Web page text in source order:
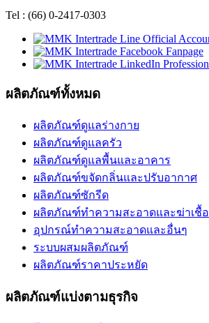
Tel : (66) 0-2417-0303
ผลิตภัณฑ์ทั้งหมด
ผลิตภัณฑ์ดูแลร่างกาย
ผลิตภัณฑ์ดูแลครัว
ผลิตภัณฑ์ดูแลพื้นและอาคาร
ผลิตภัณฑ์ขจัดกลิ่นและปรับอากาศ
ผลิตภัณฑ์ซักรีด
ผลิตภัณฑ์ทำความสะอาดและฆ่าเชื้อ
อุปกรณ์ทำความสะอาดและอื่นๆ
ระบบผสมผลิตภัณฑ์
ผลิตภัณฑ์ราคาประหยัด
ผลิตภัณฑ์แบ่งตามธุรกิจ